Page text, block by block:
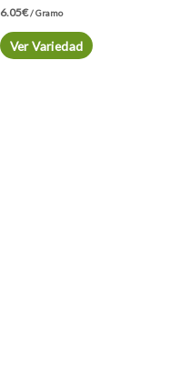
6.05€/ Gramo
Ver Variedad